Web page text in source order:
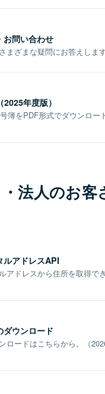
お問い合わせ
まざまな疑問にお答えします
年度版）
簿をPDF形式でダウンロー
法人のお客
ルアドレスAPI
アドレスから住所を取得で
ダウンロード
ロードはこちらから。（